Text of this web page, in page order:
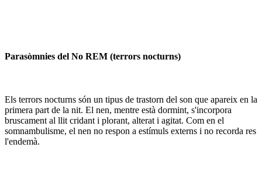
Parasòmnies del No REM (terrors nocturns)
Els terrors nocturns són un tipus de trastorn del son que apareix en la
primera part de la nit. El nen, mentre està dormint, s'incorpora
bruscament al llit cridant i plorant, alterat i agitat. Com en el
somnambulisme, el nen no respon a estímuls externs i no recorda res
l'endemà.